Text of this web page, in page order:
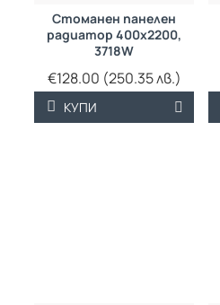
Стоманен панелен
радиатор 400х2200,
3718W
€128.00 (250.35 лв.)
КУПИ